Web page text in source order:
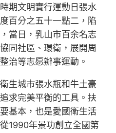
期文明實行運動日張水
百分之五十一點二，陷
當日，乳山市百余名志
同社區、環衛，展開周
治等志愿辦事運動。
生城市張水瓶和牛土豪
求完美平衡的工具。扶
基本，也是愛國衛生活
1990年景功創立全國第